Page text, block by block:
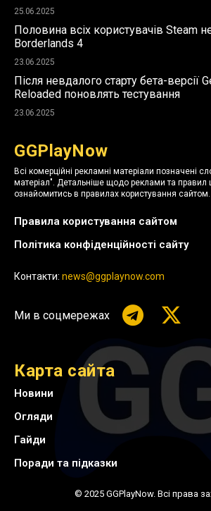
25.06.2025
Половина всіх користувачів Steam
Borderlands 4
23.06.2025
Після невдалого старту бета-версії
Reloaded поновлять тестування
23.06.2025
GGPlayNow
Всі комерційні рекламні матеріали позначені
матеріал". Детальніше щодо реклами та
ознайомитись в правилах користування
Правила користування сайтом
Політика конфіденційності сайту
Контакти: news@ggplaynow.com
Ми в соцмережах
Карта сайта
Новини
Огляди
Гайди
Поради та підказки
© 2025 GGPlayNow. Всі права